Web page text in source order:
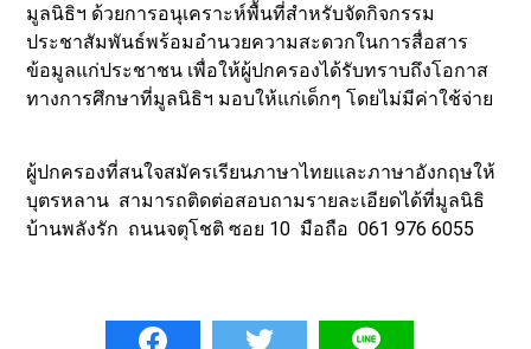
มูลนิธิฯ ด้วยการอนุเคราะห์พื้นที่สำหรับจัดกิจกรรม
ประชาสัมพันธ์พร้อมอำนวยความสะดวกในการสื่อสาร
ข้อมูลแก่ประชาชน เพื่อให้ผู้ปกครองได้รับทราบถึงโอกาส
ทางการศึกษาที่มูลนิธิฯ มอบให้แก่เด็กๆ โดยไม่มีค่าใช้จ่าย
ผู้ปกครองที่สนใจสมัครเรียนภาษาไทยและภาษาอังกฤษให้
บุตรหลาน สามารถติดต่อสอบถามรายละเอียดได้ที่มูลนิธิ
บ้านพลังรัก ถนนจตุโชติ ซอย 10 มือถือ 061 976 6055